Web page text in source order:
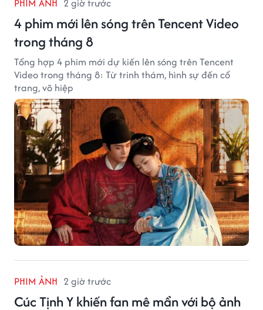
PHIM ẢNH 2 giờ trước
4 phim mới lên sóng trên Tencent Video
trong tháng 8
Tổng hợp 4 phim mới dự kiến lên sóng trên Tencent
Video trong tháng 8: Từ trinh thám, hình sự đến cổ
trang, võ hiệp
PHIM ẢNH 2 giờ trước
Cúc Tịnh Y khiến fan mê mẩn với bộ ảnh